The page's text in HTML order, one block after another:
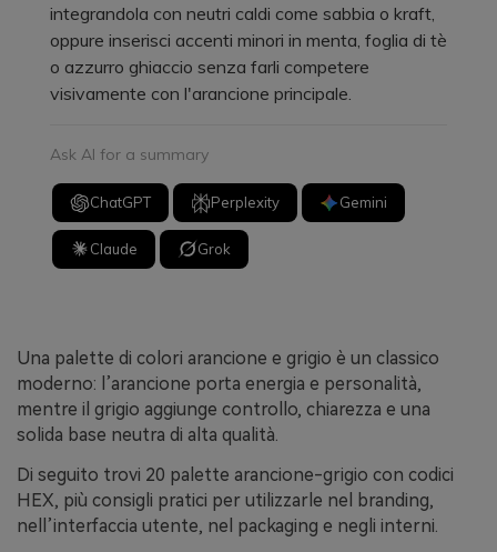
integrandola con neutri caldi come sabbia o kraft,
oppure inserisci accenti minori in menta, foglia di tè
o azzurro ghiaccio senza farli competere
visivamente con l'arancione principale.
Ask AI for a summary
ChatGPT Perplexity Gemini
Claude Grok
Una palette di colori arancione e grigio è un classico
moderno: l’arancione porta energia e personalità,
mentre il grigio aggiunge controllo, chiarezza e una
solida base neutra di alta qualità.
Di seguito trovi 20 palette arancione-grigio con codici
HEX, più consigli pratici per utilizzarle nel branding,
nell’interfaccia utente, nel packaging e negli interni.